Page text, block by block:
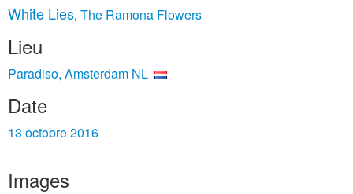
White Lies, The Ramona Flowers
Lieu
Paradiso, Amsterdam NL
Date
13 octobre 2016
Images